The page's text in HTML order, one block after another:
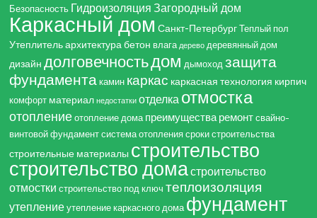
Безопасность Гидроизоляция Загородный дом
Каркасный дом Санкт-Петербург Теплый пол
Утеплительархитектурабетон влага дерево деревянный дом
дизайн долговечностьдом дымоход защита
фундамента камин каркас каркасная технология кирпич
комфорт материал недостатки отделка отмостка
отопление отопление дома преимуществаремонт свайно-
винтовой фундамент система отопления сроки строительства
строительные материалы строительство
строительство домастроительство
отмостки строительство под ключ теплоизоляция
утепление утепление каркасного дома фундамент